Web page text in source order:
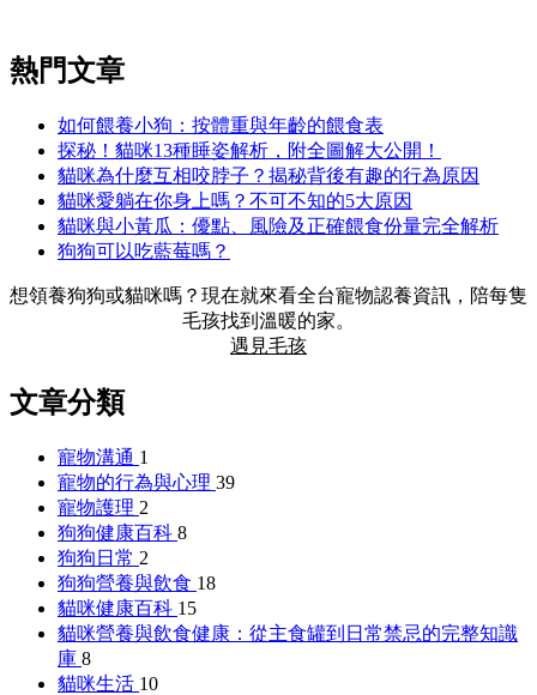
熱門文章
如何餵養小狗：按體重與年齡的餵食表
探秘！貓咪13種睡姿解析，附全圖解大公開！
貓咪為什麼互相咬脖子？揭秘背後有趣的行為原因
貓咪愛躺在你身上嗎？不可不知的5大原因
貓咪與小黃瓜：優點、風險及正確餵食份量完全解析
狗狗可以吃藍莓嗎？
想領養狗狗或貓咪嗎？現在就來看全台寵物認養資訊，陪每隻
毛孩找到溫暖的家。
遇見毛孩
文章分類
寵物溝通 1
寵物的行為與心理 39
寵物護理 2
狗狗健康百科 8
狗狗日常 2
狗狗營養與飲食 18
貓咪健康百科 15
貓咪營養與飲食健康：從主食罐到日常禁忌的完整知識
庫 8
貓咪生活 10